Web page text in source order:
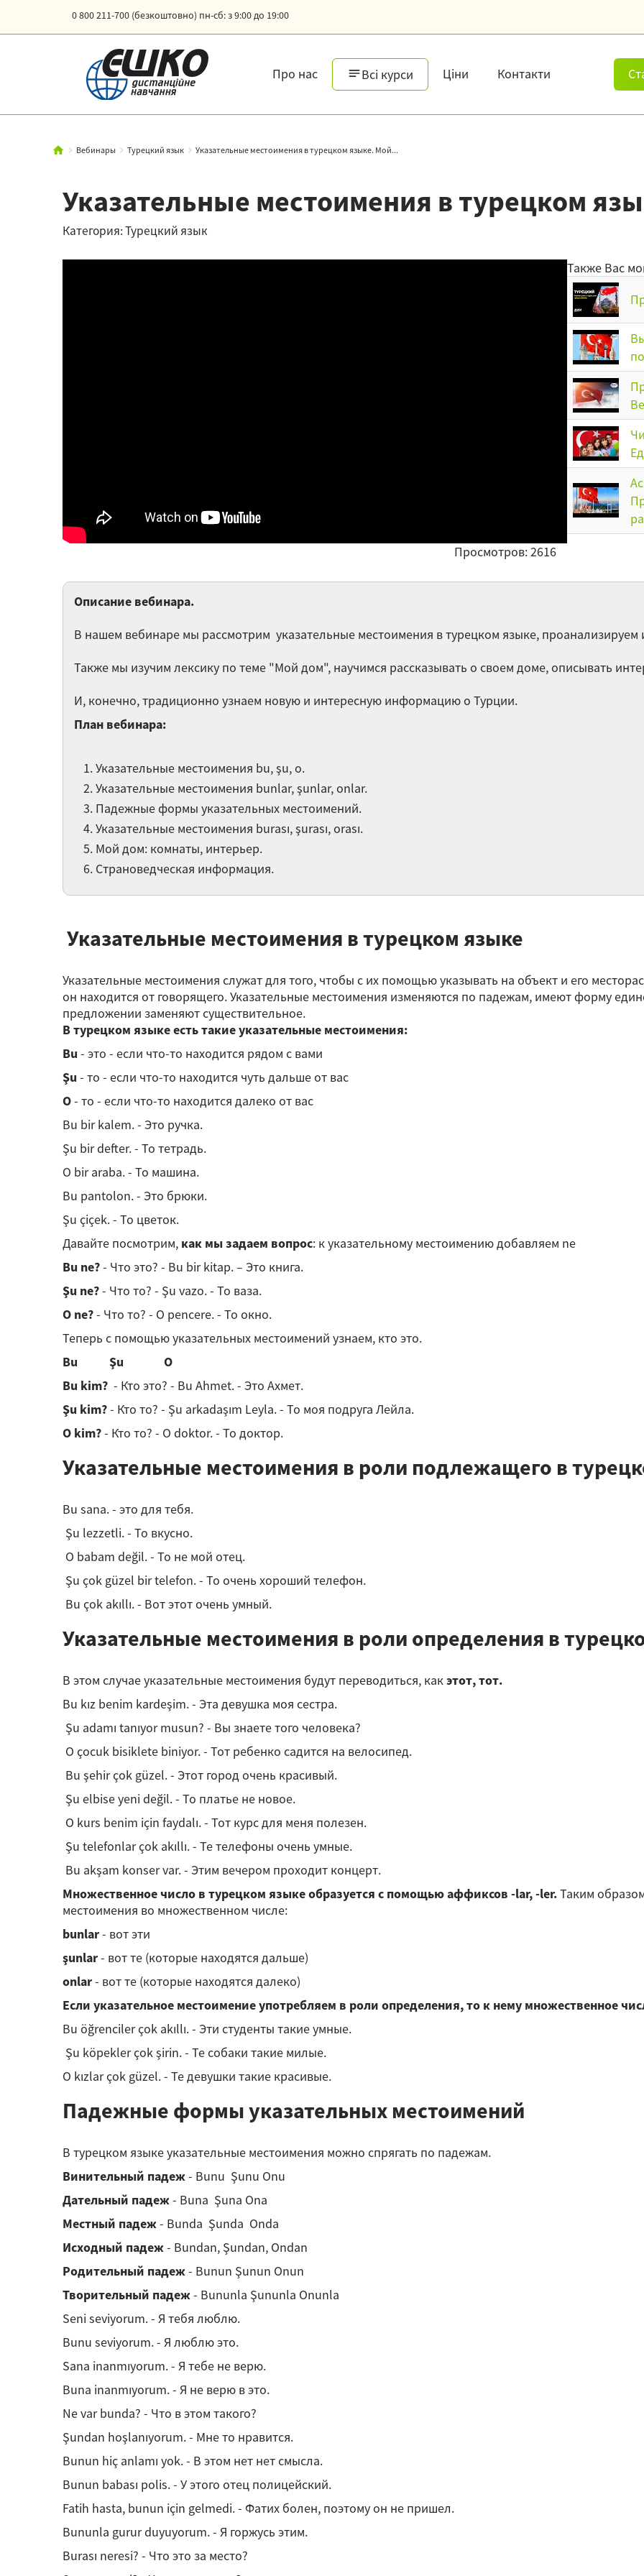
0 800 211-700 (безкоштовно) пн-сб: з 9:00 до 19:00
Про нас Всі курси Ціни Контакти
Вебинары Турецкий язык Указательные местоимения в турецком языке. Мой...
Указательные местоимения в турецком
Категория: Турецкий язык
Просмотров: 2616
Также Вас
Описание вебинара.
В нашем вебинаре мы рассмотрим указательные местоимения в турецком языке,
Также мы изучим лексику по теме "Мой дом", научимся рассказывать о своем доме, описывать
И, конечно, традиционно узнаем новую и интересную информацию о Турции.
План вебинара:
Указательные местоимения bu, şu, o.
Указательные местоимения bunlar, şunlar, onlar.
Падежные формы указательных местоимений.
Указательные местоимения burası, şurası, orası.
Мой дом: комнаты, интерьер.
Страноведческая информация.
Указательные местоимения в турецком языке
Указательные местоимения служат для того, чтобы с их помощью указывать на объект и его
он находится от говорящего. Указательные местоимения изменяются по падежам, имеют форму
предложении заменяют существительное.
В турецком языке есть такие указательные местоимения:
Bu - это - если что-то находится рядом с вами
Şu - то - если что-то находится чуть дальше от вас
O- то - если что-то находится далеко от вас
Bu bir kalem. - Это ручка.
Şu bir defter. - То тетрадь.
O bir araba. - То машина.
Bu pantolon. - Это брюки.
Şu çiçek. - То цветок.
Давайте посмотрим, как мы задаем вопрос: к указательному местоимению добавляем ne
Bu ne?- Что это? - Bu bir kitap. – Это книга.
Şu ne?- Что то? - Şu vazo. - То ваза.
O ne?- Что то? - O pencere. - То окно.
Теперь с помощью указательных местоимений узнаем, кто это.
Bu Şu O
Bu kim? - Кто это? - Bu Ahmet. - Это Ахмет.
Şu kim?- Кто то? - Şu arkadaşım Leyla. - То моя подруга Лейла.
O kim?- Кто то? - O doktor. - То доктор.
Указательные местоимения в роли подлежащего в
Bu sana. - это для тебя.
Şu lezzetli. - То вкусно.
O babam değil. - То не мой отец.
Şu çok güzel bir telefon. - То очень хороший телефон.
Bu çok akıllı. - Вот этот очень умный.
Указательные местоимения в роли определения в
В этом случае указательные местоимения будут переводиться, какэтот, тот.
Bu kız benim kardeşim. - Эта девушка моя сестра.
Şu adamı tanıyor musun? - Вы знаете того человека?
O çocuk bisiklete biniyor. - Тот ребенко садится на велосипед.
Bu şehir çok güzel. - Этот город очень красивый.
Şu elbise yeni değil. - То платье не новое.
O kurs benim için faydalı. - Тот курс для меня полезен.
Şu telefonlar çok akıllı. - Те телефоны очень умные.
Bu akşam konser var. - Этим вечером проходит концерт.
Множественное число в турецком языке образуется с помощью аффиксов -lar, -lеr.Таким
местоимения во множественном числе:
bunlar- вот эти
şunlar- вот те (которые находятся дальше)
onlar- вот те (которые находятся далеко)
Если указательное местоимение употребляем в роли определения, то к нему множественное
Bu öğrenciler çok akıllı. - Эти студенты такие умные.
Şu köpekler çok şirin. - Те собаки такие милые.
O kızlar çok güzel. - Те девушки такие красивые.
Падежные формы указательных местоимений
В турецком языке указательные местоимения можно спрягать по падежам.
Винительный падеж- Bunu Şunu Onu
Дательный падеж- Buna Şuna Ona
Местный падеж- Bunda Şunda Onda
Исходный падеж- Bundan, Şundan, Ondan
Родительный падеж- Bunun Şunun Onun
Творительный падеж- Bununla Şununla Onunla
Seni seviyorum. - Я тебя люблю.
Bunu seviyorum. - Я люблю это.
Sana inanmıyorum. - Я тебе не верю.
Buna inanmıyorum. - Я не верю в это.
Ne var bunda? - Что в этом такого?
Şundan hoşlanıyorum. - Мне то нравится.
Bunun hiç anlamı yok. - В этом нет нет смысла.
Bunun babası polis. - У этого отец полицейский.
Fatih hasta, bunun için gelmedi. - Фатих болен, поэтому он не пришел.
Bununla gurur duyuyorum. - Я горжусь этим.
Burası neresi? - Что это за место?